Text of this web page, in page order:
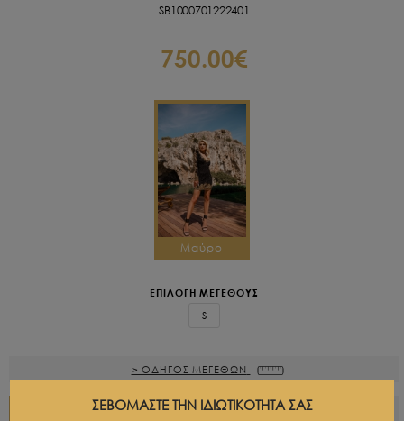
SB1000701222401
750.00€
Μαύρο
ΕΠΙΛΟΓΗ ΜΕΓΕΘΟΥΣ
S
> ΟΔΗΓΟΣ ΜΕΓΕΘΩΝ
ΣΕΒΌΜΑΣΤΕ ΤΗΝ ΙΔΙΩΤΙΚΌΤΗΤΆ ΣΑΣ